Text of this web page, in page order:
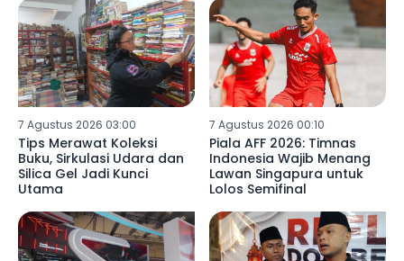
7 Agustus 2026 03:00
Tips Merawat Koleksi
Buku, Sirkulasi Udara dan
Silica Gel Jadi Kunci
Utama
7 Agustus 2026 00:10
Piala AFF 2026: Timnas
Indonesia Wajib Menang
Lawan Singapura untuk
Lolos Semifinal